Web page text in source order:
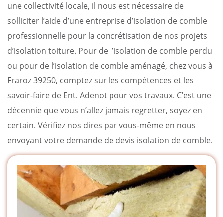
une collectivité locale, il nous est nécessaire de
solliciter l’aide d’une entreprise d’isolation de comble
professionnelle pour la concrétisation de nos projets
d’isolation toiture. Pour de l’isolation de comble perdu
ou pour de l’isolation de comble aménagé, chez vous à
Fraroz 39250, comptez sur les compétences et les
savoir-faire de Ent. Adenot pour vos travaux. C’est une
décennie que vous n’allez jamais regretter, soyez en
certain. Vérifiez nos dires par vous-même en nous
envoyant votre demande de devis isolation de comble.